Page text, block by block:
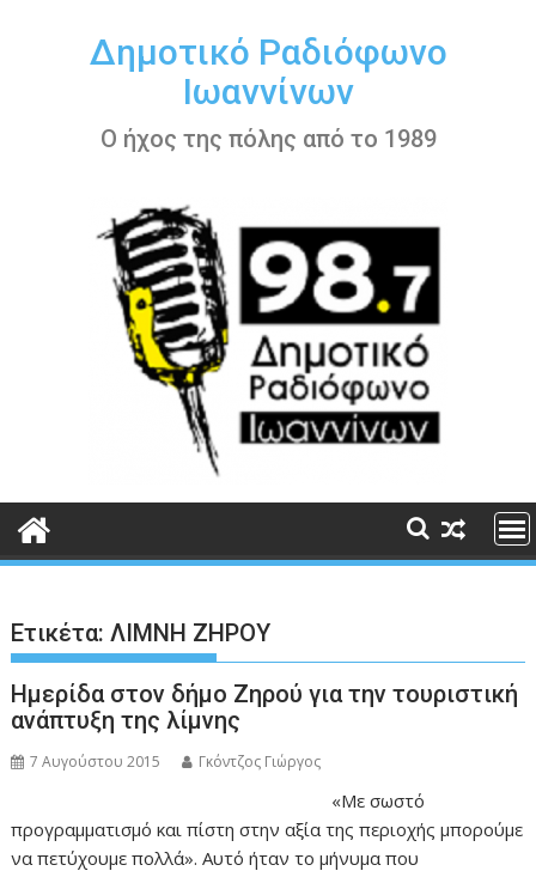
περιεχόμενοΔημοτικό Ραδιόφωνο
Ιωαννίνων
Ο ήχος της πόλης από το 1989
Ετικέτα:ΛΙΜΝΗ ΖΗΡΟΥ
Ημερίδα στον δήμο Ζηρού για την τουριστική
ανάπτυξη της λίμνης
7 Αυγούστου 2015 Γκόντζος Γιώργος
«Με σωστό
προγραμματισμό και πίστη στην αξία της περιοχής μπορούμε
να πετύχουμε πολλά». Αυτό ήταν το μήνυμα που